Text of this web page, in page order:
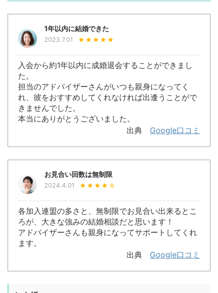
1年以内に結婚できた
2023.7.01
入会から約1年以内に成婚退会することができまし
た。
担当のアドバイザーさんがいつも親身になってく
れ、彼をおすすめしてくれなければ出逢うことがで
きませんでした。
本当にありがとうございました。
出典 Google口コミ
お見合い回数は無制限
2024.4.01
各加入連盟の多さと、無制限でお見合い出来るとこ
ろが、大きな強みの結婚相談だと思います！
アドバイザーさんも親身になってサポートしてくれ
ます。
出典 Google口コミ